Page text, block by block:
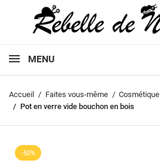
MENU
Accueil Faites vous-même Cosmétique
Pot en verre vide bouchon en bois
-50%